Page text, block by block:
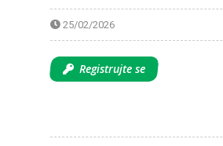
25/02/2026
Registrujte se